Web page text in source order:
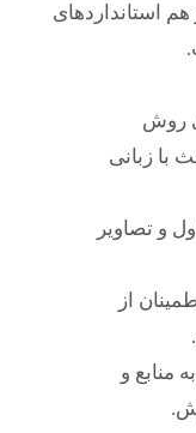
استانداردهای
روش
با زبانی
و تصاویر
از
منابع و